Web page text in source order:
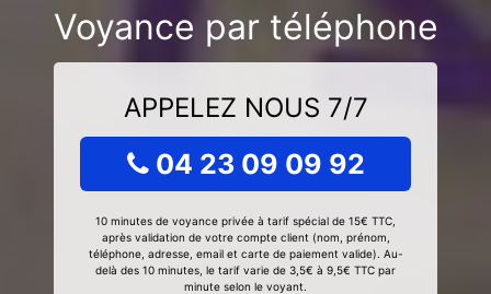
Voyance par téléphone
APPELEZ NOUS 7/7
04 23 09 09 92
10 minutes de voyance privée à tarif spécial de 15€ TTC,
après validation de votre compte client (nom, prénom,
téléphone, adresse, email et carte de paiement valide). Au-
delà des 10 minutes, le tarif varie de 3,5€ à 9,5€ TTC par
minute selon le voyant.